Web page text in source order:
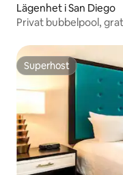
Lägenhet i San Diego
Privat bubbelpool,
Superhost
Superhost